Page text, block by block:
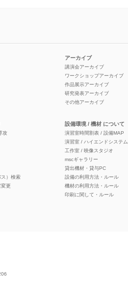
アーカイブ
講演会アーカイブ
ワークショップアーカイブ
作品展示アーカイブ
研究発表アーカイブ
その他アーカイブ
攻
）検索
変更
設備環境 / 機材 について
演習室時間割表 / 設備MAP
演習室 / ハイエンドシステム
工作室 / 映像スタジオ
mscギャラリー
貸出機材・貸与PC
設備の利用方法・ルール
機材の利用方法・ルール
印刷に関して・ルール